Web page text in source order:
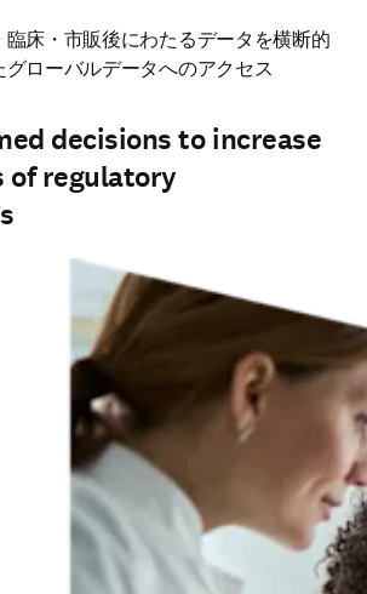
臨床・市販後にわたるデータを横断的
グローバルデータへのアクセス
decisions to increase
of regulatory